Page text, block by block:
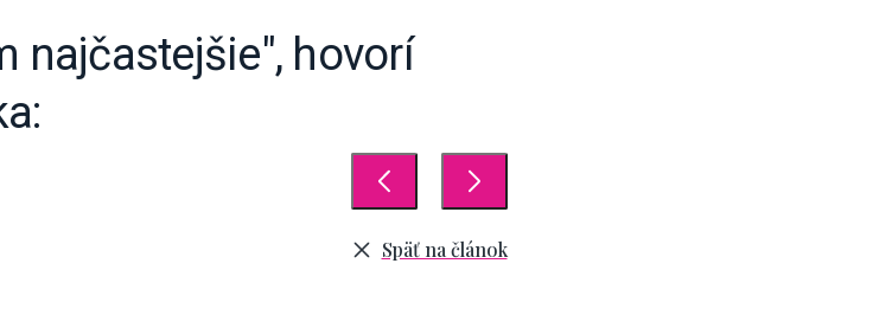
najčastejšie", hovorí
Späť na článok